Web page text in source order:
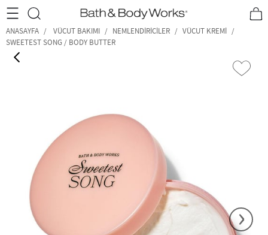
•2200₺ ve Üzeri Kargo Ücretsiz!• *Promosyon Detayları
ANASAYFA VÜCUT BAKIMI NEMLENDIRICILER
VÜCUT KREMI
SWEETEST SONG / BODY BUTTER
‹ ›